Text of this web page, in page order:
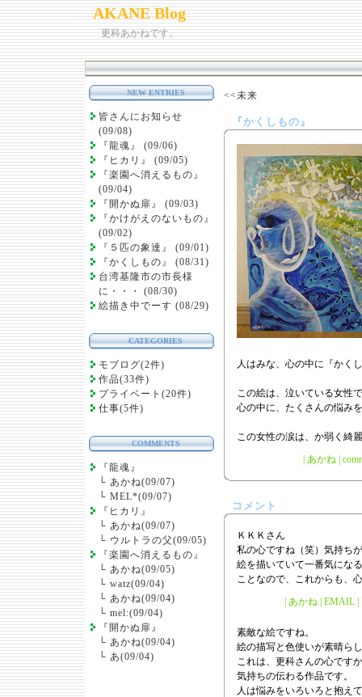
AKANE Blog
更科あかねです。
NEW ENTRIES
皆さんにお知らせ
(09/08)
『龍魂』 (09/06)
『ヒカリ』 (09/05)
『楽園へ消えるもの』
(09/04)
『開かぬ扉』 (09/03)
『かけがえのないもの』
(09/02)
『５匹の象達』 (09/01)
『かくしもの』 (08/31)
台湾基隆市の市長様
に・・・ (08/30)
絵描き中でーす (08/29)
CATEGORIES
モブログ(2件)
作品(33件)
プライベート(20件)
仕事(5件)
COMMENTS
『龍魂』
└ あかね(09/07)
└ MEL*(09/07)
『ヒカリ』
└ あかね(09/07)
└ ウルトラの父(09/05)
『楽園へ消えるもの』
└ あかね(09/05)
└ watz(09/04)
└ あかね(09/04)
└ mel:(09/04)
『開かぬ扉』
└ あかね(09/04)
└ あ(09/04)
<<未来
『かくしもの』
人はみな、心の中に『かく
この絵は、泣いている女性
心の中に、たくさんの悩み
この女性の涙は、か弱く綺
あかね|
コメント
ＫＫＫさん
私の心ですね（笑）気持ち
絵を描いていて一番気にな
ことなので、これからも、
| あかね | EMAIL |
素敵な絵ですね。
絵の描写と色使いが素晴ら
これは、更科さんの心です
気持ちの伝わる作品です。
人は悩みをいろいろと抱え